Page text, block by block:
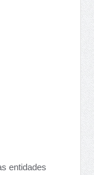
entidades